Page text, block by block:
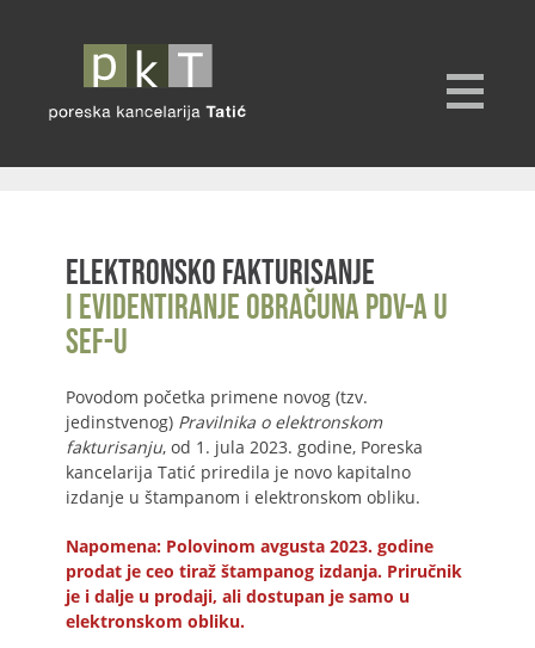
Elektronsko fakturisanje
i evidentiranje obračuna PDV-a u
SEF-u
Povodom početka primene novog (tzv.
jedinstvenog) Pravilnika o elektronskom
fakturisanju, od 1. jula 2023. godine, Poreska
kancelarija Tatić priredila je novo kapitalno
izdanje u štampanom i elektronskom obliku.
Napomena: Polovinom avgusta 2023. godine
prodat je ceo tiraž štampanog izdanja. Priručnik
je i dalje u prodaji, ali dostupan je samo u
elektronskom obliku.